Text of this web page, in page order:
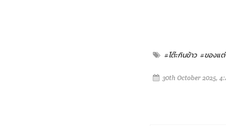
#โต๊ะกินข้าว #ของแ
30th October 2025,